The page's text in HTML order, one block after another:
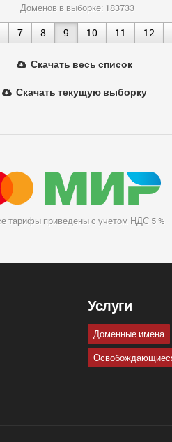
Доменов в выборке: 183733
7 8 9 10 11 12
Скачать весь список
Скачать текущую выборку
тарифы приведены с учетом НДС 5 %
Услуги
Доменные имена